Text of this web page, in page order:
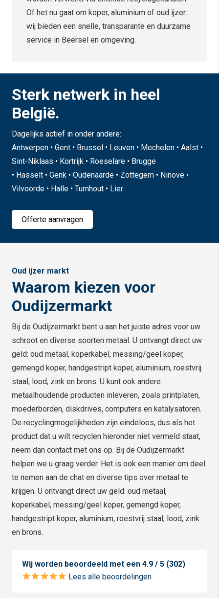
Of het nu gaat om koper, aluminium of oud ijzer:
wij bieden een snelle, transparante en duurzame
service in Beersel en omgeving.
Sterk netwerk in heel
België.
Dagelijks actief in onder andere:
Antwerpen • Gent • Brussel • Leuven • Mechelen • Aalst •
Sint-Niklaas • Kortrijk • Roeselare • Brugge
• Hasselt • Genk • Oudenaarde • Zottegem • Ninove •
Vilvoorde • Halle • Turnhout • Lier
Offerte aanvragen
Oud ijzer markt
Waarom kiezen voor
Oudijzermarkt
Bij de Oudijzermarkt bent u aan het juiste adres voor uw
schroot en diverse soorten metaal. U ontvangt direct uw
geld: oud metaal, koperkabel, messing/geel koper,
gemengd koper, handgestript koper, aluminium, roestvrij
staal, lood, zink en brons. U kunt ook andere
metaalhoudende producten inleveren, zoals printplaten,
moederborden, diskdrives, computers en katalysatoren.
De recyclingmogelijkheden zijn eindeloos, dus als het
product dat u wilt recyclen hieronder niet vermeld staat,
neem dan contact met ons op. Bij de Oudijzermarkt
helpen we u graag verder. Het is ook een manier om deel
te nemen aan de chat en diverse tips over metaal te
krijgen. U ontvangt direct uw geld: oud metaal,
koperkabel, messing/geel koper, gemengd koper,
handgestript koper, aluminium, roestvrij staal, lood, zink
en brons.
Wij worden beoordeeld met een 4.9 / 5 (302)
Lees alle beoordelingen